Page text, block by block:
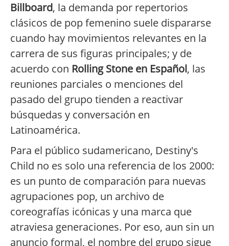
Billboard, la demanda por repertorios
clásicos de pop femenino suele dispararse
cuando hay movimientos relevantes en la
carrera de sus figuras principales; y de
acuerdo con Rolling Stone en Español, las
reuniones parciales o menciones del
pasado del grupo tienden a reactivar
búsquedas y conversación en
Latinoamérica.
Para el público sudamericano, Destiny's
Child no es solo una referencia de los 2000:
es un punto de comparación para nuevas
agrupaciones pop, un archivo de
coreografías icónicas y una marca que
atraviesa generaciones. Por eso, aun sin un
anuncio formal, el nombre del grupo sigue